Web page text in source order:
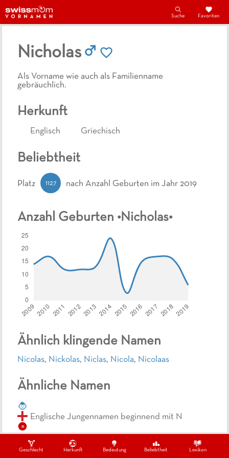
Geschlecht Herkunft Bedeutung Beliebtheit Lexikon
Suche Favoriten
Nicholas
Als Vorname wie auch als Familienname
gebräuchlich.
Herkunft
Englisch Griechisch
Ähnlich klingende Namen
Nicolas, Nickolas, Niclas, Nicola, Nicolaas
Ähnliche Namen
n
Englische Jungennamen beginnend mit N
Englische Jungennamen endend mit S
Beliebtheit
Platz 1127 nach Anzahl Geburten im Jahr 2019
Anzahl Geburten •Nicholas•